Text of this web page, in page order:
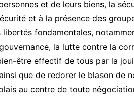
et de leurs biens, la
et à la présence des
fondamentales,
la lutte contre la
être effectif de tous par la
que de redorer le blason de
au centre de toute